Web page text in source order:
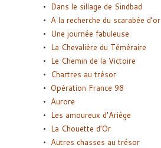
Dans le sillage de Sindbad
A la recherche du scarabée d’or
Une journée fabuleuse
La Chevalière du Téméraire
Le Chemin de la Victoire
Chartres au trésor
Opération France 98
Aurore
Les amoureux d’Ariège
La Chouette d’Or
Autres chasses au trésor